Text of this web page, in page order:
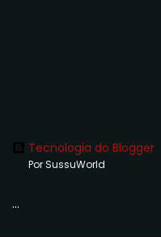
Tecnologia do Blogger
Por SussuWorld
...